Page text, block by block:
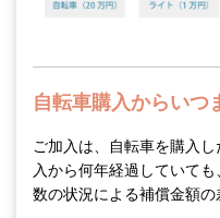
自転車購入からいつ
ご加入は、自転車を購入
入から何年経過していて
数の状況による補償金額の